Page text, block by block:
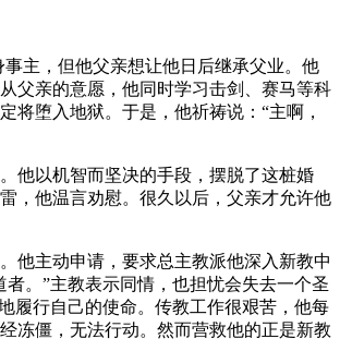
主，但他父亲想让他日后继承父业。他
父亲的意愿，他同时学习击剑、赛马等科
将堕入地狱。于是，他祈祷说：“主啊，
他以机智而坚决的手段，摆脱了这桩婚
，他温言劝慰。很久以后，父亲才允许他
他主动申请，要求总主教派他深入新教中
。”主教表示同情，也担忧会失去一个圣
履行自己的使命。传教工作很艰苦，他每
冻僵，无法行动。然而营救他的正是新教